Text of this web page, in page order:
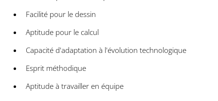
Facilité pour le dessin
Aptitude pour le calcul
Capacité d'adaptation à l'évolution technologique
Esprit méthodique
Aptitude à travailler en équipe